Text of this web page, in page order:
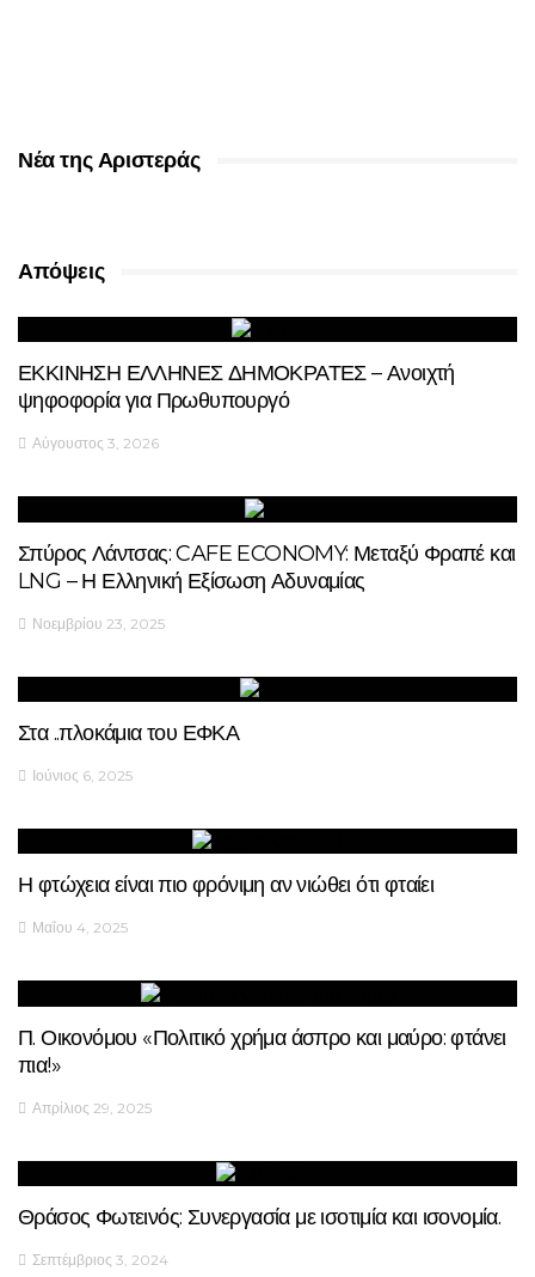
Νέα της Αριστεράς
Απόψεις
ΕΚΚΙΝΗΣΗ ΕΛΛΗΝΕΣ ΔΗΜΟΚΡΑΤΕΣ – Ανοιχτή
ψηφοφορία για Πρωθυπουργό
Αύγουστος 3, 2026
Σπύρος Λάντσας: CAFE ECONOMY: Μεταξύ Φραπέ και
LNG – Η Ελληνική Εξίσωση Αδυναμίας
Νοεμβρίου 23, 2025
Στα ..πλοκάμια του ΕΦΚΑ
Ιούνιος 6, 2025
Η φτώχεια είναι πιο φρόνιμη αν νιώθει ότι φταίει
Μαΐου 4, 2025
Π. Οικονόμου «Πολιτικό χρήμα άσπρο και μαύρο: φτάνει
πια!»
Απρίλιος 29, 2025
Θράσος Φωτεινός: Συνεργασία με ισοτιμία και ισονομία.
Σεπτέμβριος 3, 2024